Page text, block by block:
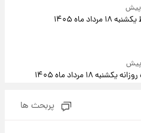
مرداد ماه ۱۴۰۵
۱۸ مرداد ماه ۱۴۰۵
پربحث ها